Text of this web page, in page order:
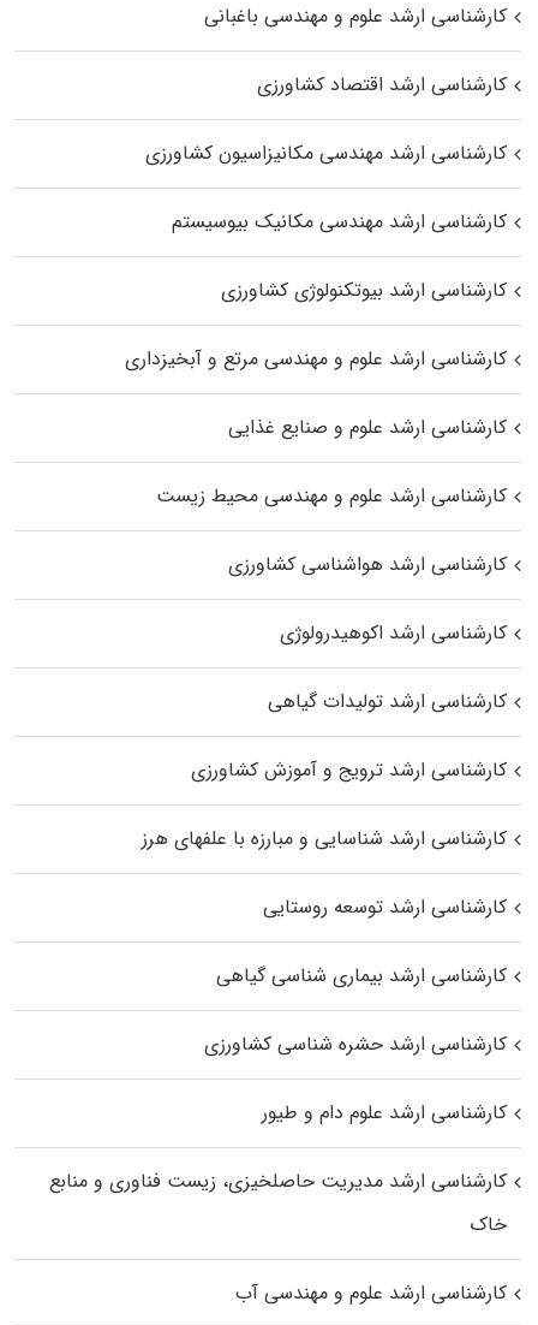
کارشناسی ارشد علوم و مهندسی باغبانی
کارشناسی ارشد اقتصاد کشاورزی
کارشناسی ارشد مهندسی مکانیزاسیون کشاورزی
کارشناسی ارشد مهندسی مکانیک بیوسیستم
کارشناسی ارشد بیوتکنولوژی کشاورزی
کارشناسی ارشد علوم و مهندسی مرتع و آبخیزداری
کارشناسی ارشد علوم و صنایع غذایی
کارشناسی ارشد علوم و مهندسی محیط زیست
کارشناسی ارشد هواشناسی کشاورزی
کارشناسی ارشد اکوهیدرولوژی
کارشناسی ارشد تولیدات گیاهی
کارشناسی ارشد ترویج و آموزش کشاورزی
کارشناسی ارشد شناسایی و مبارزه با علفهای هرز
کارشناسی ارشد توسعه روستایی
کارشناسی ارشد بیماری‌ شناسی گیاهی
کارشناسی ارشد حشره‌ شناسی کشاورزی
کارشناسی ارشد علوم دام و طیور
کارشناسی ارشد مدیریت حاصلخیزی، زیست فناوری و منابع
خاک
کارشناسی ارشد علوم و مهندسی آب